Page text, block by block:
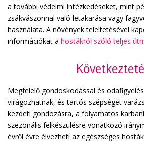
a további védelmi intézkedéseket, mint
zsákvászonnal való letakarása vagy
használata. A növények teleltetésével
információkat a hostákról szóló teljes
Megfelelő gondoskodással és
virágozhatnak, és tartós szépséget
kezdeti gondozásra, a folyamatos
szezonális felkészülésre vonatkozó
évről évre élvezheti az egészséges